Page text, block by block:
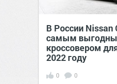
В России Nissan
самым
кроссовером
2022 году
0 0